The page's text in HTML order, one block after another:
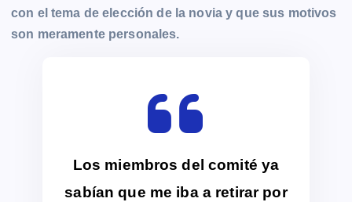
con el tema de elección de la novia y que sus motivos
son meramente personales.
Los miembros del comité ya
sabían que me iba a retirar por